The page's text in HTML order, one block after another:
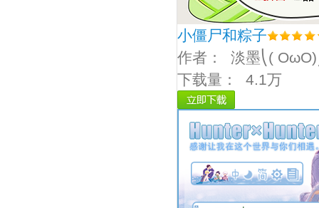
小僵尸和粽子
作者： 淡墨⎝(
下载量： 4.1万